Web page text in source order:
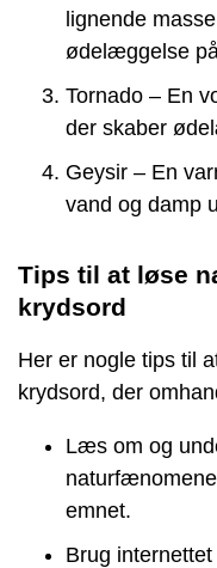
lignende
ødelæggelse
Tornado – En
der skaber
Geysir – En
vand og damp
Tips til at løse
krydsord
Her er nogle tips til
krydsord, der
Læs om og
emnet.
Brug